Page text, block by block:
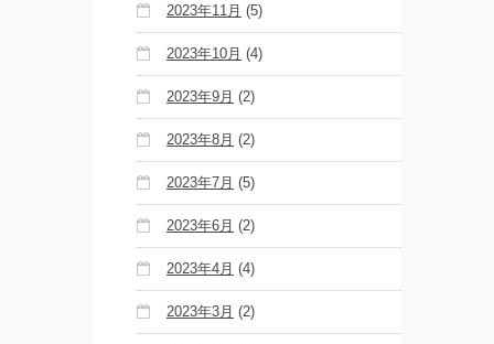
2023年11月 (5)
2023年10月 (4)
2023年9月 (2)
2023年8月 (2)
2023年7月 (5)
2023年6月 (2)
2023年4月 (4)
2023年3月 (2)